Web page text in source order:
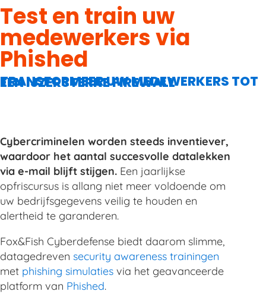
Test en train uw
medewerkers via
Phished
TRANSFORMEER UW MEDEWERKERS TOT EEN IJZERSTERKE FIREWALL
Cybercriminelen worden steeds inventiever,
waardoor het aantal succesvolle datalekken
via e-mail blijft stijgen. Een jaarlijkse
opfriscursus is allang niet meer voldoende om
uw bedrijfsgegevens veilig te houden en
alertheid te garanderen.
Fox&Fish Cyberdefense biedt daarom slimme,
datagedreven security awareness trainingen
met phishing simulaties via het geavanceerde
platform van Phished.